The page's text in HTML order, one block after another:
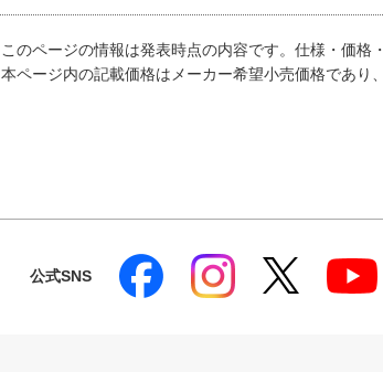
このページの情報は発表時点の内容です。仕様・価格
本ページ内の記載価格はメーカー希望小売価格であり
公式SNS